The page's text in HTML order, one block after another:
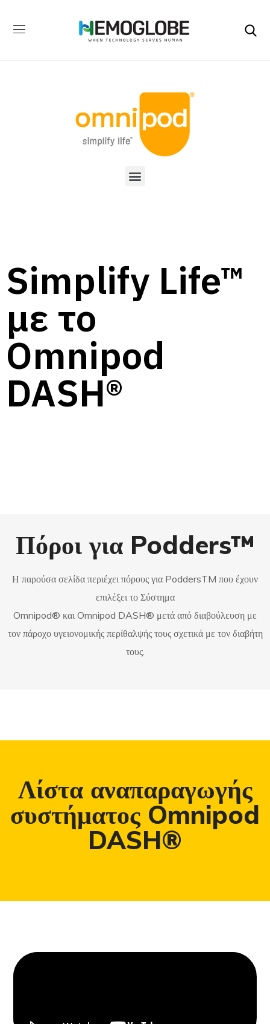
Simplify Life™
με το
Omnipod
DASH®
Πόροι για Podders™
Η παρούσα σελίδα περιέχει πόρους για PoddersTM που έχουν
επιλέξει το Σύστημα
Omnipod® και Omnipod DASH® μετά από διαβούλευση με
τον πάροχο υγειονομικής περίθαλψής τους σχετικά με τον διαβήτη
τους.
Λίστα αναπαραγωγής
συστήματος Omnipod
DASH®